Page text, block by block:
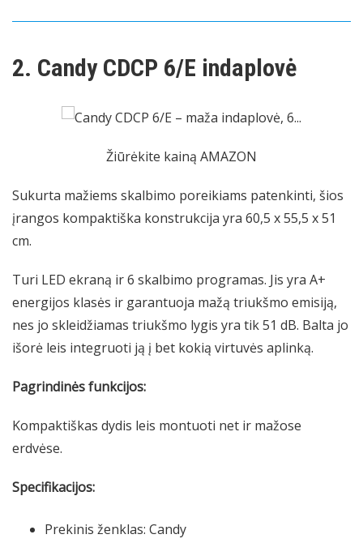
2. Candy CDCP 6/E indaplovė
Žiūrėkite kainą AMAZON
Sukurta mažiems skalbimo poreikiams patenkinti, šios
įrangos kompaktiška konstrukcija yra 60,5 x 55,5 x 51
cm.
Turi LED ekraną ir 6 skalbimo programas. Jis yra A+
energijos klasės ir garantuoja mažą triukšmo emisiją,
nes jo skleidžiamas triukšmo lygis yra tik 51 dB. Balta jo
išorė leis integruoti ją į bet kokią virtuvės aplinką.
Pagrindinės funkcijos:
Kompaktiškas dydis leis montuoti net ir mažose
erdvėse.
Specifikacijos:
Prekinis ženklas: Candy